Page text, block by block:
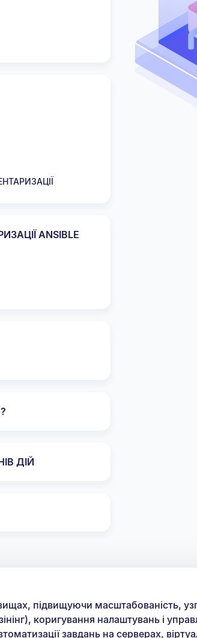
ANSIBLE
ДІЙ
підвищуючи масштабованість,
коригування налаштувань і
завдань на серверах,